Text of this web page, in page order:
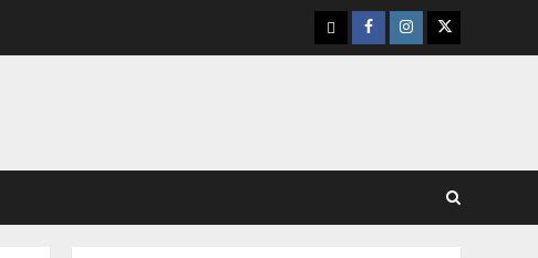
下
載
Facebook
Instagram
Twitter